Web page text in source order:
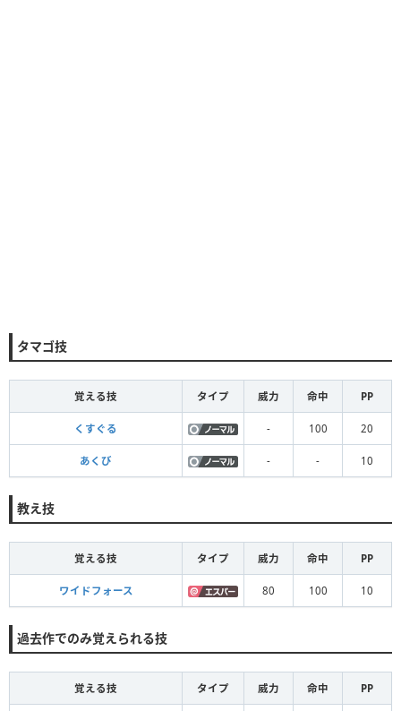
タマゴ技
覚える技 タイプ 威力 命中 PP
くすぐる - 100 20
あくび - - 10
教え技
覚える技 タイプ 威力 命中 PP
ワイドフォース 80 100 10
過去作でのみ覚えられる技
覚える技 タイプ 威力 命中 PP